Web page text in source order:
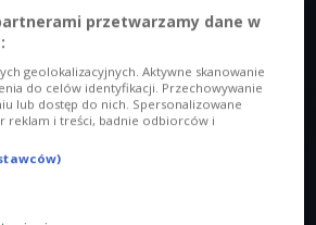
muzykom jest trudniej niż kiedyś
m.in. o swoim autorskim
i Goście, w którym usłyszymy m.in.
wydał z nimi płytę "Tu jest mój dom"
przetwarzamy dane w
geolokalizacyjnych. Aktywne skanowanie
do celów identyfikacji. Przechowywanie
lub dostęp do nich. Spersonalizowane
reklam i treści, badnie odbiorców i